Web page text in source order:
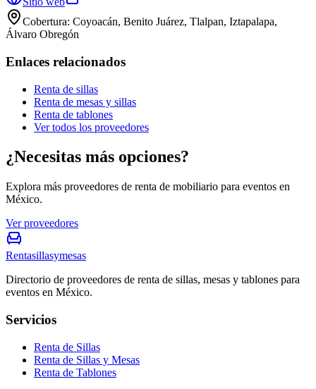
Cobertura: Coyoacán, Benito Juárez, Tlalpan, Iztapalapa,
Álvaro Obregón
Enlaces relacionados
Renta de sillas
Renta de mesas y sillas
Renta de tablones
Ver todos los proveedores
¿Necesitas más opciones?
Explora más proveedores de renta de mobiliario para eventos en
México.
Ver proveedores
Rentasillasymesas
Directorio de proveedores de renta de sillas, mesas y tablones para
eventos en México.
Servicios
Renta de Sillas
Renta de Sillas y Mesas
Renta de Tablones